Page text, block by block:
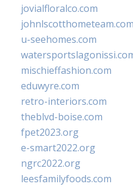
jovialfloralco.com
johnlscotthometeam.com
u-seehomes.com
mischieffashion.com
eduwyre.com
retro-interiors.com
theblvd-boise.com
fpet2023.org
e-smart2022.org
ngrc2022.org
leesfamilyfoods.com